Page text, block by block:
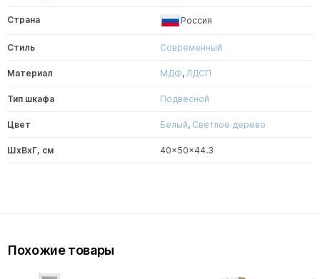
Страна Россия
Стиль Современный
Материал МДФ, ЛДСП
Тип шкафа Подвесной
Цвет Белый, Светлое дерево
ШxВxГ, см 40x50x44.3
Похожие товары